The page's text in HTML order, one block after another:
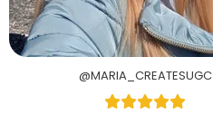
@MARIA_CREATESUGC